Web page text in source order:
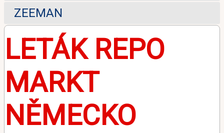
ZEEMAN
LETÁK REPO
MARKT
NĚMECKO